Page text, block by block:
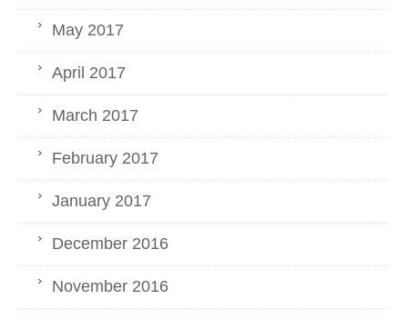
May 2017
April 2017
March 2017
February 2017
January 2017
December 2016
November 2016